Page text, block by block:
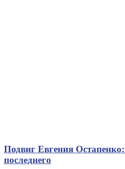
Подвиг Евгения
последнего